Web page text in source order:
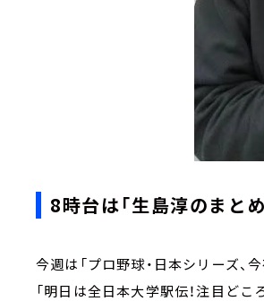
8時台は「生島淳のまと
今週は「プロ野球・日本シリーズ、
「明日は全日本大学駅伝！注目ど